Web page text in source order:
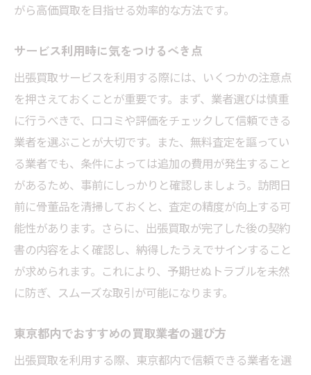
遺品整理の流れを把握しておく
ョン術
感情に配慮した遺品整理の進め方
整理後の供養や処分についての考え方
地域密着型の出張買取業者を選ぶ際のチェック
ポイント
地域密着型業者が提供する利点
選択に失敗しないための確認事項
東京都内の優良業者の見極め方
サービス内容と価格設定の比較方法
契約前に確認すべき重要な点
信頼できる業者の特徴とは？
がら高価買取を目指せる効率的な方法です。
サービス利用時に気をつけるべき点
出張買取サービスを利用する際には、いくつかの注意点
を押さえておくことが重要です。まず、業者選びは慎重
に行うべきで、口コミや評価をチェックして信頼できる
業者を選ぶことが大切です。また、無料査定を謳ってい
る業者でも、条件によっては追加の費用が発生すること
があるため、事前にしっかりと確認しましょう。訪問日
前に骨董品を清掃しておくと、査定の精度が向上する可
能性があります。さらに、出張買取が完了した後の契約
書の内容をよく確認し、納得したうえでサインすること
が求められます。これにより、予期せぬトラブルを未然
に防ぎ、スムーズな取引が可能になります。
東京都内でおすすめの買取業者の選び方
出張買取を利用する際、東京都内で信頼できる業者を選